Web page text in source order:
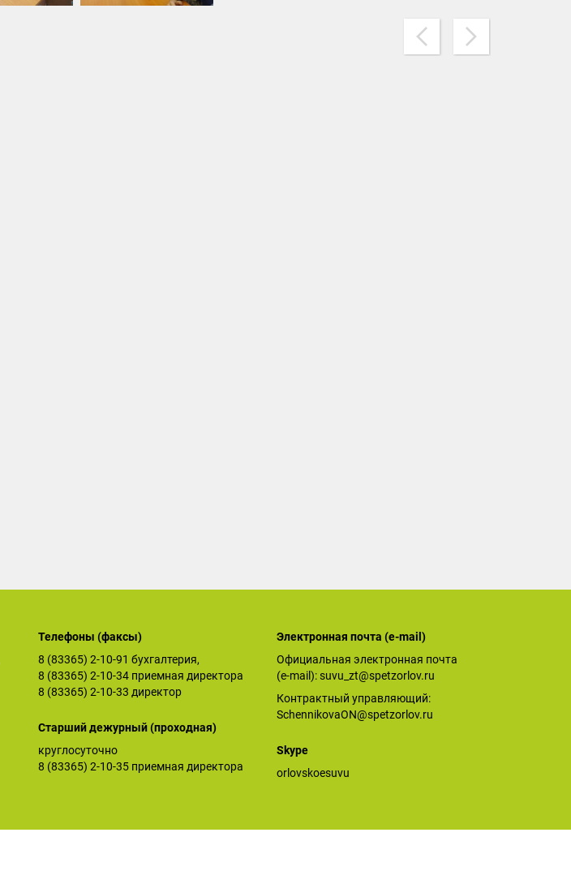
Телефоны (факсы)
8 (83365) 2-10-91 бухгалтерия,
8 (83365) 2-10-34 приемная директора
8 (83365) 2-10-33 директор
Старший дежурный (проходная)
круглосуточно
8 (83365) 2-10-35 приемная директора
Электронная почта (е-mail)
Официальная электронная почта
(е-mail):suvu_zt@spetzorlov.ru
Контрактный управляющий:
SchennikovaON@spetzorlov.ru
Skype
orlovskoesuvu